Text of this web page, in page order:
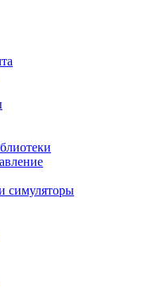
игры
симуляторы